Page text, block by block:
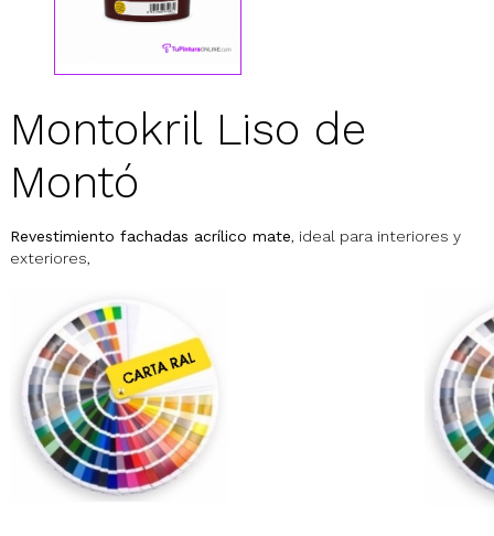
Montokril Liso de
Montó
Revestimiento fachadas acrílico mate, ideal para interiores y
exteriores,